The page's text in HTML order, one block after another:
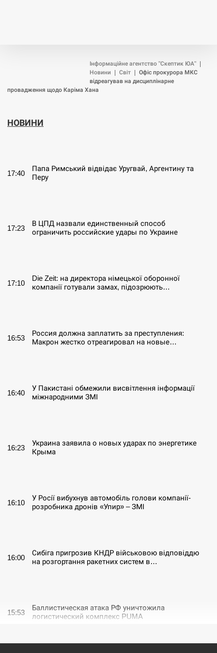
Інформаційне агентство "Скептик ЮА"
Новини
Світ
Офіс прокурора МКС
відреагував на дисциплінарне
провадження щодо Каріма Хана
НОВИНИ
17:40
Папа Римський відвідає Уругвай, Аргентину та
Перу
17:23
В ЦПД назвали единственный способ
ограничить российские удары по Украине
17:10
Die Zeit: на директора німецької оборонної
компанії готували замах, підозрюють…
16:53
Россия должна заплатить за преступления:
Макрон жестко отреагировал на новые…
16:40
У Пакистані обмежили висвітлення інформації
міжнародними ЗМІ
16:23
Украина заявила о новых ударах по энергетике
Крыма
16:10
У Росії вибухнув автомобіль голови компанії-
розробника дронів «Упир» – ЗМІ
16:00
Сибіга пригрозив КНДР військовою відповіддю
на розгортання ракетних систем в…
15:53
Баллистическая атака РФ уничтожила
логистический комплекс PUMA